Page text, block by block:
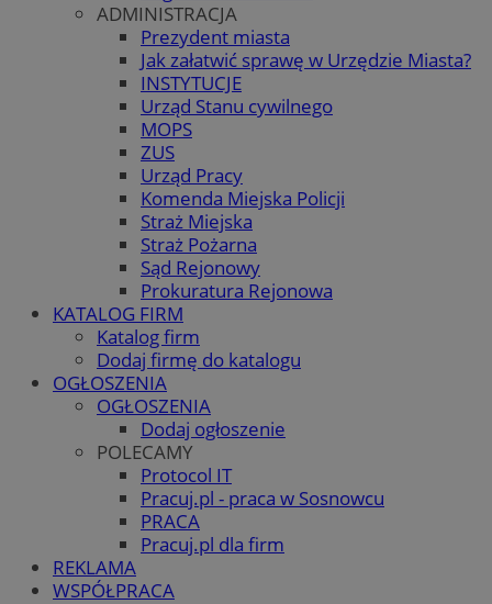
ADMINISTRACJA
Prezydent miasta
Jak załatwić sprawę w Urzędzie Miasta?
INSTYTUCJE
Urząd Stanu cywilnego
MOPS
ZUS
Urząd Pracy
Komenda Miejska Policji
Straż Miejska
Straż Pożarna
Sąd Rejonowy
Prokuratura Rejonowa
KATALOG FIRM
Katalog firm
Dodaj firmę do katalogu
OGŁOSZENIA
OGŁOSZENIA
Dodaj ogłoszenie
POLECAMY
Protocol IT
Pracuj.pl - praca w Sosnowcu
PRACA
Pracuj.pl dla firm
REKLAMA
WSPÓŁPRACA